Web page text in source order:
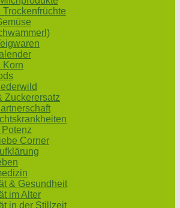
Trockenfrüchte
Korn
Zuckerersatz
Potenz
Corner
& Gesundheit
im Alter
in der Stillzeit